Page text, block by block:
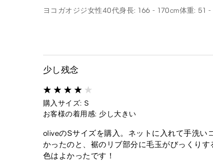
ヨコガオジジ女性40代身長: 166 - 170cm体重: 51
少し残念
購入サイズ: S
お客様の着用感: 少し大きい
oliveのSサイズを購入。ネットに入れて手洗い
かったのと、裾のリブ部分に毛玉がびっくり
色はよかったです！